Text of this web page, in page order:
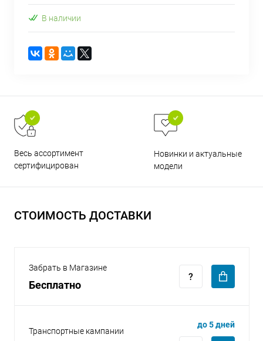
В наличии
Весь ассортимент
сертифицирован
Новинки и актуальные
модели
СТОИМОСТЬ ДОСТАВКИ
Забрать в Магазине
Бесплатно
Транспортные кампании
до 5 дней
об оплате Плайтом
недели